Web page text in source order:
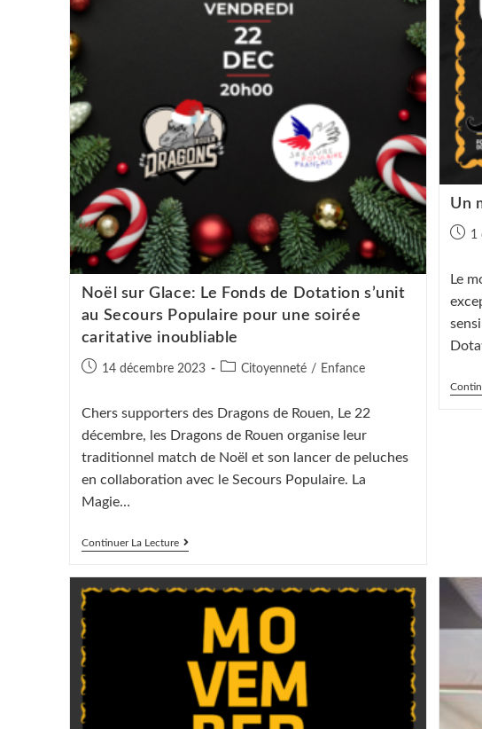
Noël sur Glace: Le Fonds de Dotation s’unit
au Secours Populaire pour une soirée
caritative inoubliable
Publication
14 décembre 2023
PostCitoyenneté / Enfance
Chers supporters des Dragons de Rouen, Le 22
décembre, les Dragons de Rouen organise leur
traditionnel match de Noël et son lancer de peluches
en collaboration avec le Secours Populaire. La
Magie…
Continuer La LectureNoël
Le
Dotation
S’unit
Secours
Populaire
Pour
Une
Un
1
Le